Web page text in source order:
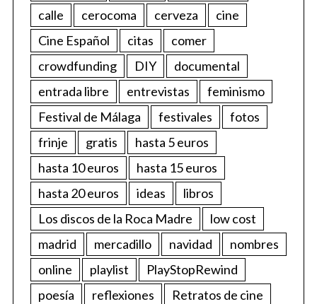
calle
cerocoma cerveza
cine
Cine Español
citas
comer
crowdfunding
DIY
documental
entrada libre
entrevistas
feminismo
Festival de Málaga
festivales
fotos
frinje
gratis
hasta 5 euros
hasta 10 euros
hasta 15 euros
hasta 20 euros
ideas
libros
Los discos de la Roca Madre
low cost
madrid
mercadillo navidad
nombres
online
playlist
PlayStopRewind
poesía
reflexiones
Retratos de cine